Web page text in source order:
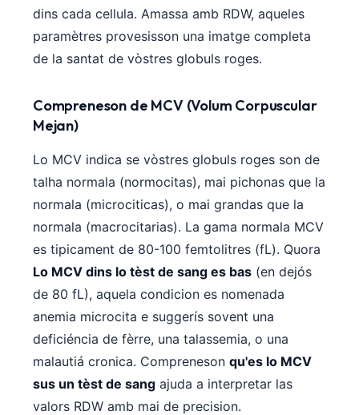
dins cada cellula. Amassa amb RDW, aqueles
paramètres provesisson una imatge completa
de la santat de vòstres globuls roges.
Compreneson de MCV (Volum Corpuscular
Mejan)
Lo MCV indica se vòstres globuls roges son de
talha normala (normocitas), mai pichonas que la
normala (microciticas), o mai grandas que la
normala (macrocitarias). La gama normala MCV
es tipicament de 80-100 femtolitres (fL). Quora
Lo MCV dins lo tèst de sang es bas (en dejós
de 80 fL), aquela condicion es nomenada
anemia microcita e suggerís sovent una
deficiéncia de fèrre, una talassemia, o una
malautiá cronica. Compreneson qu'es lo MCV
sus un tèst de sang ajuda a interpretar las
valors RDW amb mai de precision.
Lietuvių kalba
Polski
Slovenščina
Magyar
Shqip
বাংলা
اردو
తెలుగు
ગુજરાતી
മലയാളം
Bahasa Melayu
Tiếng Việt